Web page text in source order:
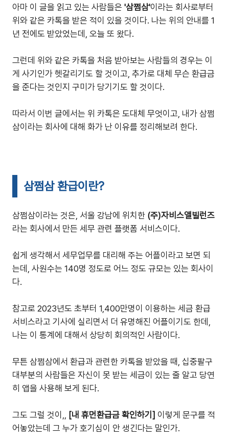
아마 이 글을 읽고 있는 사람들은 '삼쩜삼'이라는 회사로부터
위와 같은 카톡을 받은 적이 있을 것이다. 나는 위의 안내를 1
년 전에도 받았었는데, 오늘 또 왔다.
그런데 위와 같은 카톡을 처음 받아보는 사람들의 경우는 이
게 사기인가 헷갈리기도 할 것이고, 추가로 대체 무슨 환급금
을 준다는 것인지 구미가 당기기도 할 것이다.
따라서 이번 글에서는 위 카톡은 도대체 무엇이고, 내가 삼쩜
삼이라는 회사에 대해 화가 난 이유를 정리해보려 한다.
삼쩜삼 환급이란?
삼쩜삼이라는 것은, 서울 강남에 위치한 (주)자비스앨빌런즈
라는 회사에서 만든 세무 관련 플랫폼 서비스이다.
쉽게 생각해서 세무업무를 대리해 주는 어플이라고 보면 되
는데, 사원수는 140명 정도로 어느 정도 규모는 있는 회사이
다.
참고로 2023년도 초부터 1,400만명이 이용하는 세금 환급
서비스라고 기사에 실리면서 더 유명해진 어플이기도 한데,
나는 이 통계에 대해서 상당히 회의적인 사람이다.
무튼 삼쩜삼에서 환급과 관련한 카톡을 받았을 때, 십중팔구
대부분의 사람들은 자신이 못 받는 세금이 있는 줄 알고 당연
히 앱을 사용해 보게 된다.
그도 그럴 것이,, [내 휴먼환급금 확인하기] 이렇게 문구를 적
어놓았는데 그 누가 호기심이 안 생긴다는 말인가.